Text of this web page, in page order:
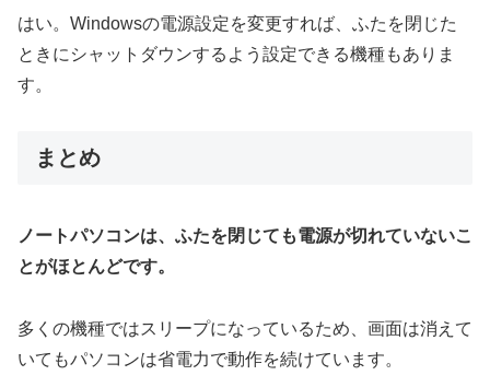
はい。Windowsの電源設定を変更すれば、ふたを閉じた
ときにシャットダウンするよう設定できる機種もありま
す。
まとめ
ノートパソコンは、ふたを閉じても電源が切れていないこ
とがほとんどです。
多くの機種ではスリープになっているため、画面は消えて
いてもパソコンは省電力で動作を続けています。